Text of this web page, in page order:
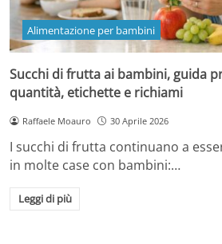
Alimentazione per bambini
Succhi di frutta ai bambini, guida
quantità, etichette e richiami
Raffaele Moauro 30 Aprile 2026
I succhi di frutta continuano a
in molte case con bambini:…
Leggi di più